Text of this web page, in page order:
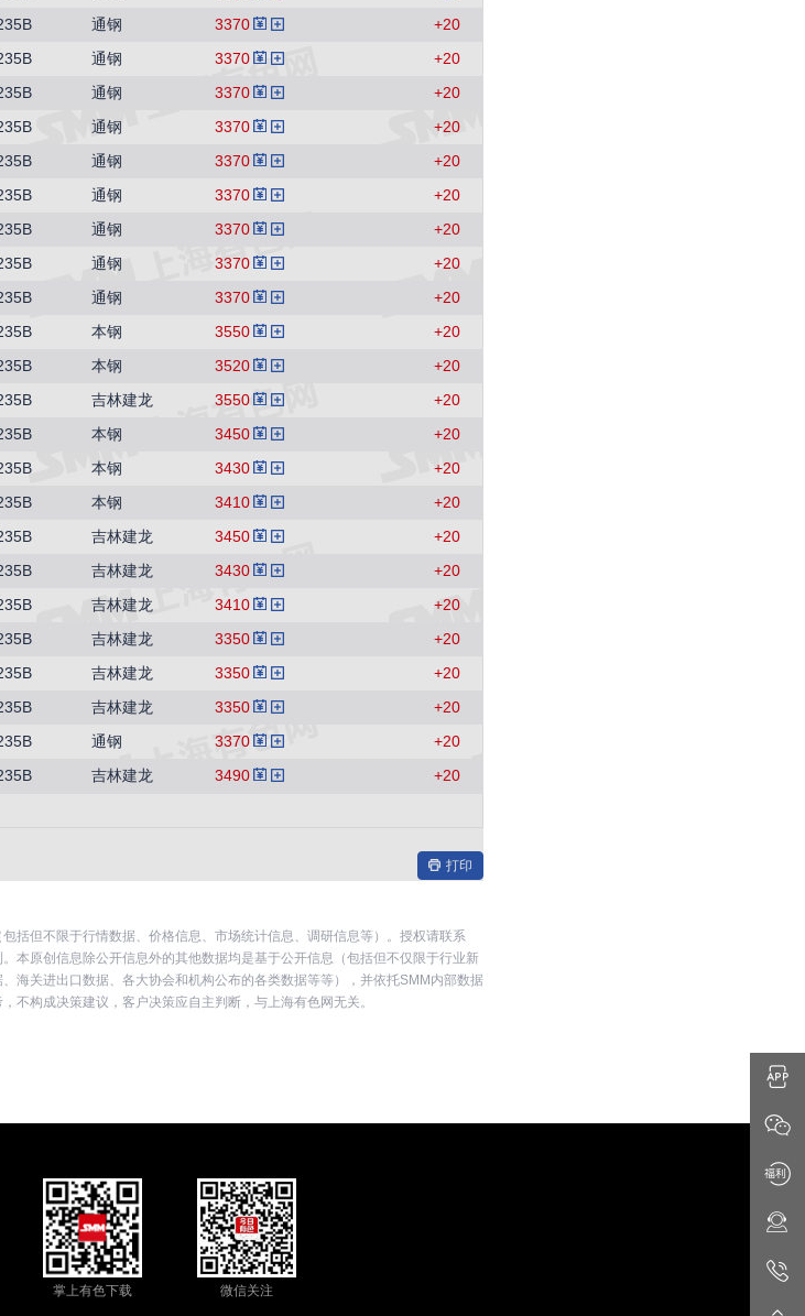
通钢 3370 +20
通钢 3370 +20
通钢 3370 +20
通钢 3370 +20
通钢 3370 +20
通钢 3370 +20
通钢 3370 +20
通钢 3370 +20
通钢 3370 +20
本钢 3550 +20
本钢 3520 +20
吉林建龙 3550 +20
本钢 3450 +20
本钢 3430 +20
本钢 3410 +20
吉林建龙 3450 +20
吉林建龙 3430 +20
吉林建龙 3410 +20
吉林建龙 3350 +20
吉林建龙 3350 +20
吉林建龙 3350 +20
通钢 3370 +20
吉林建龙 3490 +20
打印
括但不限于行情数据、价格信息、市场统计信息、调研信息等）。授权请联系
本原创信息除公开信息外的其他数据均是基于公开信息（包括但不仅限于行业新
海关进出口数据、各大协会和机构公布的各类数据等等），并依托SMM内部数据
不构成决策建议，客户决策应自主判断，与上海有色网无关。
掌上有色下载 微信关注